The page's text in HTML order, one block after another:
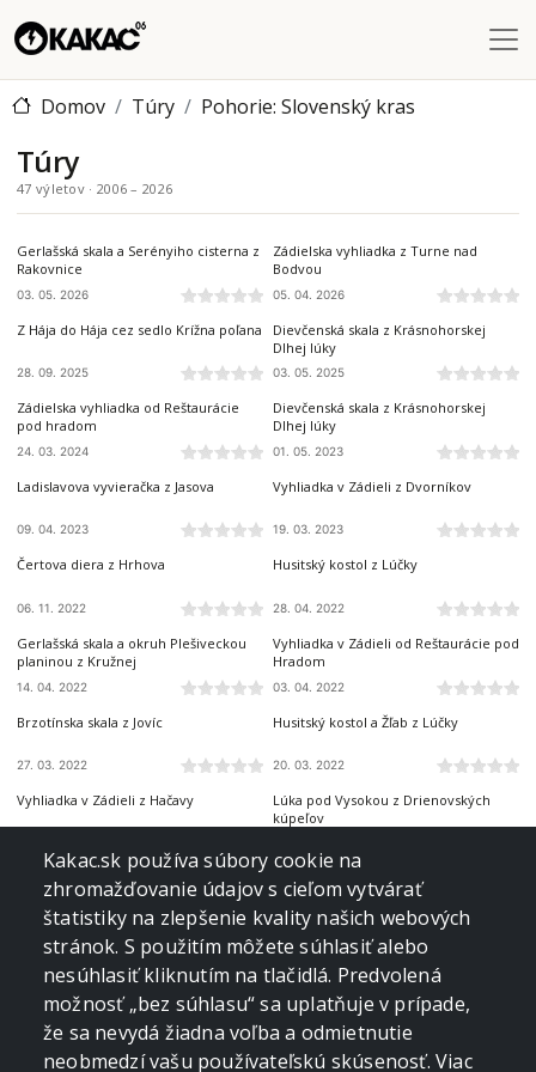
Domov Túry Pohorie: Slovenský kras
Túry
47 výletov · 2006 – 2026
SLOVENSKÝ KRAS
Gerlašská skala a Serényiho cisterna z
Rakovnice
03. 05. 2026
SLOVENSKÝ KRAS
Zádielska vyhliadka z Turne nad
Bodvou
05. 04. 2026
SLOVENSKÝ KRAS
Z Hája do Hája cez sedlo Krížna poľana
28. 09. 2025
SLOVENSKÝ KRAS
Dievčenská skala z Krásnohorskej
Dlhej lúky
03. 05. 2025
SLOVENSKÝ KRAS
Zádielska vyhliadka od Reštaurácie
pod hradom
24. 03. 2024
SLOVENSKÝ KRAS
Dievčenská skala z Krásnohorskej
Dlhej lúky
01. 05. 2023
SLOVENSKÝ KRAS
Ladislavova vyvieračka z Jasova
09. 04. 2023
SLOVENSKÝ KRAS
Vyhliadka v Zádieli z Dvorníkov
19. 03. 2023
SLOVENSKÝ KRAS
Čertova diera z Hrhova
06. 11. 2022
SLOVENSKÝ KRAS
Husitský kostol z Lúčky
28. 04. 2022
SLOVENSKÝ KRAS
Gerlašská skala a okruh Plešiveckou
planinou z Kružnej
14. 04. 2022
SLOVENSKÝ KRAS
Vyhliadka v Zádieli od Reštaurácie pod
Hradom
03. 04. 2022
SLOVENSKÝ KRAS
Brzotínska skala z Jovíc
27. 03. 2022
SLOVENSKÝ KRAS
Husitský kostol a Žľab z Lúčky
20. 03. 2022
SLOVENSKÝ KRAS
Vyhliadka v Zádieli z Hačavy
SLOVENSKÝ KRAS
Lúka pod Vysokou z Drienovských
kúpeľov
Lúka pod Vysokou z Drienovských
kúpeľov
05. 06. 2020
Miglinc a Ladislavova vyvieračka z Hája
22. 04. 2020
SLOVENSKÝ KRAS
Brzotínska skala z Jovíc
20. 03. 2020
SLOVENSKÝ KRAS
Jelení vrch z Hačavy
02. 02. 2020
SLOVENSKÝ KRAS
Drieňova studňa z Plešivca
SLOVENSKÝ KRAS
Horný vrch z Jablonovského sedla
Kakac.sk používa súbory cookie na
zhromažďovanie údajov s cieľom vytvárať
štatistiky na zlepšenie kvality našich webových
stránok. S použitím môžete súhlasiť alebo
nesúhlasiť kliknutím na tlačidlá. Predvolená
možnosť „bez súhlasu“ sa uplatňuje v prípade,
že sa nevydá žiadna voľba a odmietnutie
neobmedzí vašu používateľskú skúsenosť. Viac